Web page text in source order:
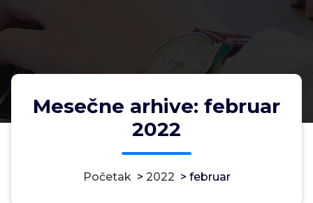
Mesečne arhive: februar
2022
Početak> 2022 > februar